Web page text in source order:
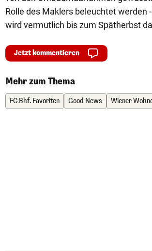
Rolle des Maklers beleuchtet werden
wird vermutlich bis zum Spätherbst
Jetzt kommentieren
Mehr zum Thema
FC Bhf. Favoriten Good News Wiener